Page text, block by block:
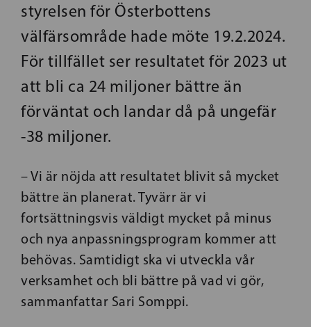
styrelsen för Österbottens
välfärsområde hade möte 19.2.2024.
För tillfället ser resultatet för 2023 ut
att bli ca 24 miljoner bättre än
förväntat och landar då på ungefär
-38 miljoner.
– Vi är nöjda att resultatet blivit så mycket
bättre än planerat. Tyvärr är vi
fortsättningsvis väldigt mycket på minus
och nya anpassningsprogram kommer att
behövas. Samtidigt ska vi utveckla vår
verksamhet och bli bättre på vad vi gör,
sammanfattar Sari Somppi.